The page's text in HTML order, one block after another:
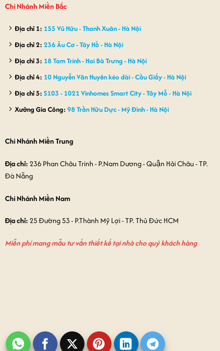
Chi Nhánh Miền Bắc
Địa chỉ 1: 155 Vũ Hữu - Thanh Xuân - Hà Nội
Địa chỉ 2: 236 Âu Cơ - Tây Hồ - Hà Nội
Địa chỉ 3: 18 Tam Trinh - Hai Bà Trưng - Hà Nội
Địa chỉ 4: 10 Nguyễn Văn Huyên kéo dài - Cầu Giấy - Hà Nội
Địa chỉ 5: S103 - 1021 Vinhomes Smart City - Tây Mỗ - Hà Nội
Xưởng Gia Công: 98 Trần Hữu Dực - Mỹ Đình - Hà Nội
Chi Nhánh Miền Trung
Địa chỉ: 236 Phan Châu Trinh - P.Nam Dương - Quận Hải Châu - TP.
Đà Nẵng
Chi Nhánh Miền Nam
Địa chỉ: 25 Đường 53 - P.Thành Mỹ Lợi - TP. Thủ Đức HCM
Miễn phí mang mẫu tư vấn thiết kế tại nhà cho quý khách hàng